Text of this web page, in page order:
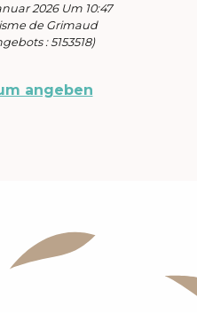
2026 Um 10:47
de Grimaud
:5153518)
angeben